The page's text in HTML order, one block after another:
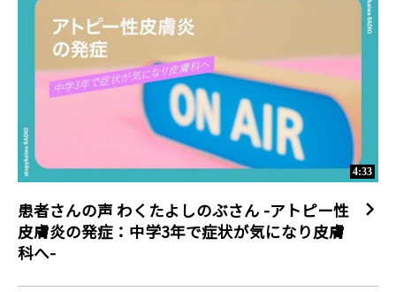
▼乾癬患者さん応援ソング「晴れゆく道」について
「晴れゆく道」は、乾癬および乾癬患者さんについての理解を深
めていただくことを目的に、一般社団法人INSPIRE JAPAN WPD
乾癬啓発普及協会の協力により、2018年10月29日の世界乾癬デ
ーに開始した「乾癬患者さん応援ソング制作プロジェクト」を通
じて制作されました。10月29日から12月31日の期間には、全国
の乾癬患者さんから計84件の「夢ツイート（乾癬により忘れかけ
ていた夢）」の応募があり、乾癬患者さんであり、音楽クリエイ
ターでもあるヒャダイン氏が患者さんから寄せられた「夢ツイー
ト」を基に乾癬患者さん応援ソング「晴れゆく道」を、作詞作曲
しました。
▼乾癬について
乾癬は、慢性の炎症性皮膚疾患で、国内に約43万人の患者さんが
4:33
患者さんの声 わくたよしのぶさん -アトピー性
皮膚炎の発症：中学3年で症状が気になり皮膚
科へ-